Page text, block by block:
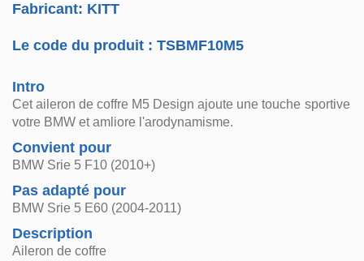
Fabricant: KITT
Le code du produit :TSBMF10M5
Intro
Cet aileron de coffre M5 Design ajoute une touche sportive
votre BMW et amliore l'arodynamisme.
Convient pour
BMW Srie 5 F10 (2010+)
Pas adapté pour
BMW Srie 5 E60 (2004-2011)
Description
Aileron de coffre